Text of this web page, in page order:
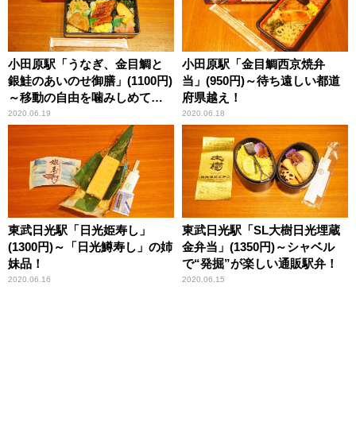
小田原駅「うなぎ、金目鯛と
銀鮭のあいのせ御膳」(1100円)
～移動の自由を噛みしめて、
近場から少しずつ“旅気分のリ
ハビリ”を！
2020.06.19
小田原駅「金目鯛西京焼弁
当」(950円)～待ち遠しい都道
府県越え！
2020.06.18
東武日光駅「日光姫寿し」
(1300円)～「日光鱒寿し」の姉
妹品！
2020.06.16
東武日光駅「SL大樹日光埋蔵
金弁当」(1350円)～シャベル
で“発掘”が楽しい通販駅弁！
2020.06.15